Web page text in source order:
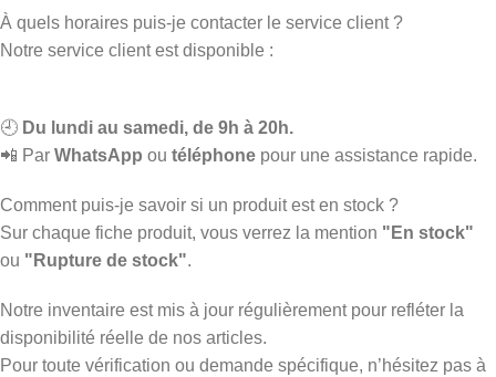
À quels horaires puis-je contacter le service client ?
Notre service client est disponible :
🕘 Du lundi au samedi, de 9h à 20h.
📲 Par WhatsApp ou téléphone pour une assistance rapide.
Comment puis-je savoir si un produit est en stock ?
Sur chaque fiche produit, vous verrez la mention "En stock"
ou "Rupture de stock".
Notre inventaire est mis à jour régulièrement pour refléter la
disponibilité réelle de nos articles.
Pour toute vérification ou demande spécifique, n’hésitez pas à